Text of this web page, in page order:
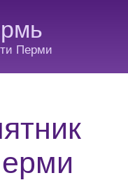
Перми